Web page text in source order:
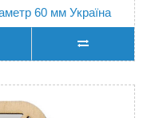
60 мм Україна